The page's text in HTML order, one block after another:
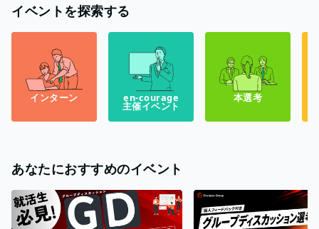
イベントを探索する
インターン en-courage
主催イベント
本選考
あなたにおすすめのイベント